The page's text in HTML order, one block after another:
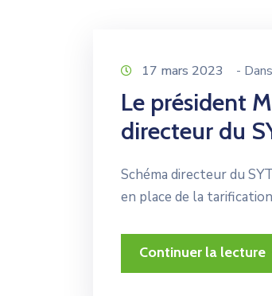
17 mars 2023 - Dans
Le président
directeur du
Schéma directeur du
en place de la
Continuer la lecture